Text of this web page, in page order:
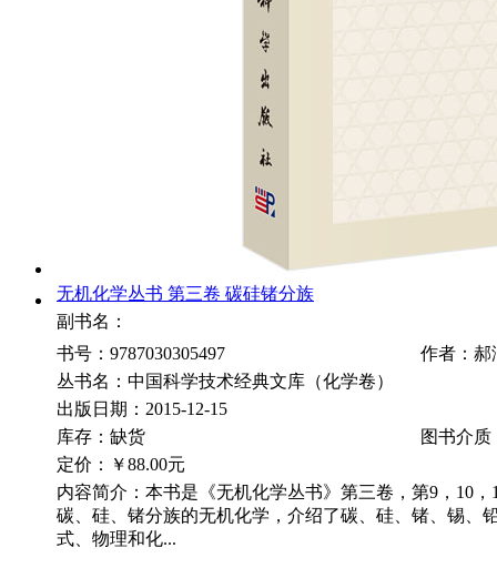
无机化学丛书 第三卷 碳硅锗分族
副书名：
书号：9787030305497
作者：郝
丛书名：中国科学技术经典文库（化学卷）
出版日期：2015-12-15
库存：缺货
图书介质
定价：
￥88.00元
内容简介：本书是《无机化学丛书》第三卷，第9，10
碳、硅、锗分族的无机化学，介绍了碳、硅、锗、锡、
式、物理和化...